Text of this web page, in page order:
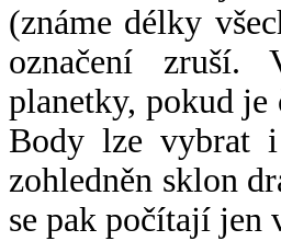
(známe délky
označení zruší.
planetky, pokud
Body lze vybrat
zohledněn sklon
se pak počítají